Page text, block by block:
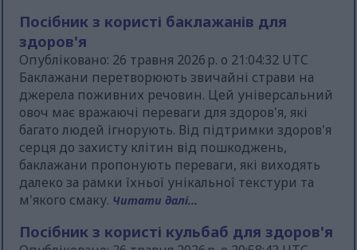
Посібник з користі баклажанів для
здоров'я
Опубліковано: 26 травня 2026 р. о 21:04:32 UTC
Баклажани перетворюють звичайні страви на
джерела поживних речовин. Цей універсальний
овоч має вражаючі переваги для здоров'я, які
багато людей ігнорують. Від підтримки здоров'я
серця до захисту клітин від пошкоджень,
баклажани пропонують переваги, які виходять
далеко за рамки їхньої унікальної текстури та
м'якого смаку. Читати далі...
Посібник з користі кульбаб для здоров'я